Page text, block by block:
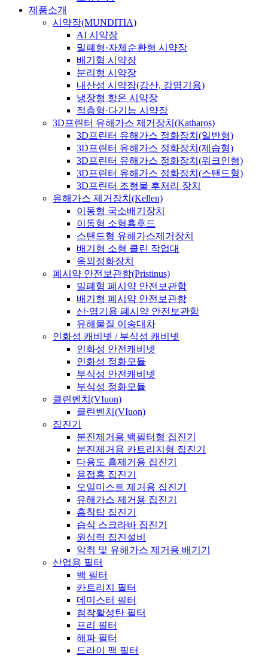
제품소개
시약장(MUNDITIA)
AI 시약장
밀폐형·자체순환형 시약장
배기형 시약장
분리형 시약장
내산성 시약장(강산, 강염기용)
냉장형 항온 시약장
적층형·다기능 시약장
3D프린터 유해가스 제거장치(Katharos)
3D프린터 유해가스 정화장치(일반형)
3D프린터 유해가스 정화장치(제습형)
3D프린터 유해가스 정화장치(워크인형)
3D프린터 유해가스 정화장치(스탠드형)
3D프린터 조형물 후처리 장치
유해가스 제거장치(Kellen)
이동형 국소배기장치
이동형 소형흄후드
스탠드형 유해가스제거장치
배기형 소형 클린 작업대
옥외정화장치
폐시약 안전보관함(Pristinus)
밀폐형 폐시약 안전보관함
배기형 폐시약 안전보관함
산·염기용 폐시약 안전보관함
유해물질 이송대차
인화성 캐비넷 / 부식성 캐비넷
인화성 안전캐비넷
인화성 정화모듈
부식성 안전캐비넷
부식성 정화모듈
클린벤치(VIuon)
클린벤치(VIuon)
집진기
분진제거용 백필터형 집진기
분진제거용 카트리지형 집진기
다용도 흄제거용 집진기
용접흄 집진기
오일미스트 제거용 집진기
유해가스 제거용 집진기
흡착탑 집진기
습식 스크라바 집진기
원심력 집진설비
악취 및 유해가스 제거용 배기기
산업용 필터
백 필터
카트리지 필터
데미스터 필터
첨착활성탄 필터
프리 필터
해파 필터
드라이 팩 필터